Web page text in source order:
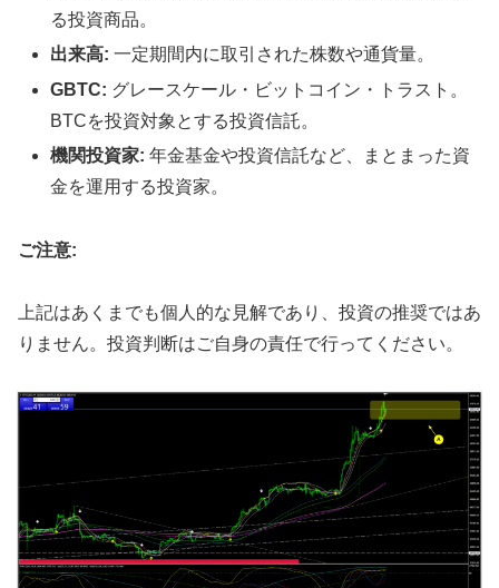
る投資商品。
出来高: 一定期間内に取引された株数や通貨量。
GBTC: グレースケール・ビットコイン・トラスト。
BTCを投資対象とする投資信託。
機関投資家: 年金基金や投資信託など、まとまった資
金を運用する投資家。
ご注意:
上記はあくまでも個人的な見解であり、投資の推奨ではあ
りません。投資判断はご自身の責任で行ってください。